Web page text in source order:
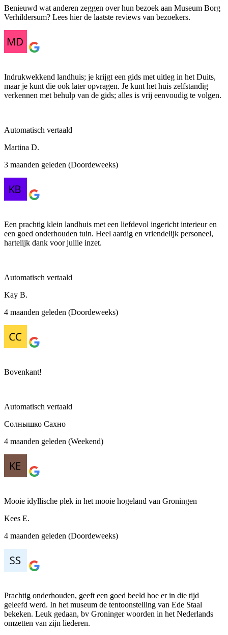
Benieuwd wat anderen zeggen over hun bezoek aan Museum Borg
Verhildersum? Lees hier de laatste reviews van bezoekers.
Indrukwekkend landhuis; je krijgt een gids met uitleg in het Duits,
maar je kunt die ook later opvragen. Je kunt het huis zelfstandig
verkennen met behulp van de gids; alles is vrij eenvoudig te volgen.
Automatisch vertaald
Martina D.
3 maanden geleden (Doordeweeks)
Een prachtig klein landhuis met een liefdevol ingericht interieur en
een goed onderhouden tuin. Heel aardig en vriendelijk personeel,
hartelijk dank voor jullie inzet.
Automatisch vertaald
Kay B.
4 maanden geleden (Doordeweeks)
Bovenkant!
Automatisch vertaald
Солнышко Сахно
4 maanden geleden (Weekend)
Mooie idyllische plek in het mooie hogeland van Groningen
Kees E.
4 maanden geleden (Doordeweeks)
Prachtig onderhouden, geeft een goed beeld hoe er in die tijd
geleefd werd. In het museum de tentoonstelling van Ede Staal
bekeken. Leuk gedaan, bv Groninger woorden in het Nederlands
omzetten van zijn liederen.